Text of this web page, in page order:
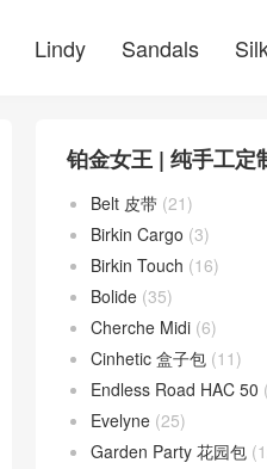
Lindy Sandals
铂金女王 | 纯手工定
Belt 皮带 (21)
Birkin Cargo (3)
Birkin Touch (16)
Bolide (35)
Cherche Midi (6)
Cinhetic 盒子包 (11)
Endless Road HAC 50
Evelyne (25)
Garden Party 花园包